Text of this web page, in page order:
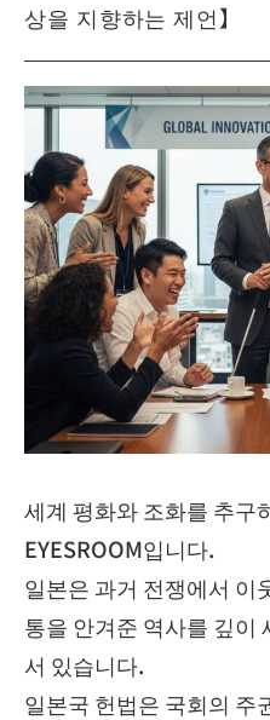
상을 지향하는 제언】
세계 평화와 조화를 추구
EYESROOM입니다.
일본은 과거 전쟁에서 이
통을 안겨준 역사를 깊이
서 있습니다.
일본국 헌법은 국회의 주